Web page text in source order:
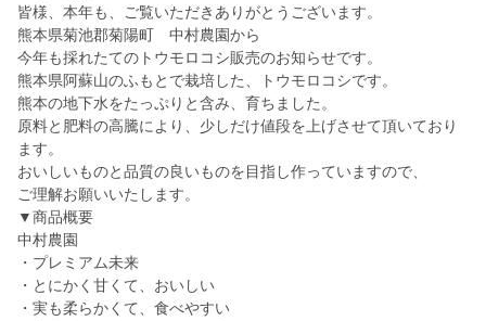
皆様、本年も、ご覧いただきありがとうございます。
熊本県菊池郡菊陽町 中村農園から
今年も採れたてのトウモロコシ販売のお知らせです。
熊本県阿蘇山のふもとで栽培した、トウモロコシです。
熊本の地下水をたっぷりと含み、育ちました。
原料と肥料の高騰により、少しだけ値段を上げさせて頂いており
ます。
おいしいものと品質の良いものを目指し作っていますので、
ご理解お願いいたします。
▼商品概要
中村農園
・プレミアム未来
・とにかく甘くて、おいしい
・実も柔らかくて、食べやすい